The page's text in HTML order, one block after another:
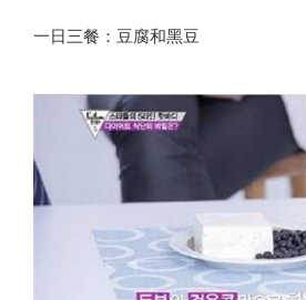
一日三餐：豆腐和黑豆